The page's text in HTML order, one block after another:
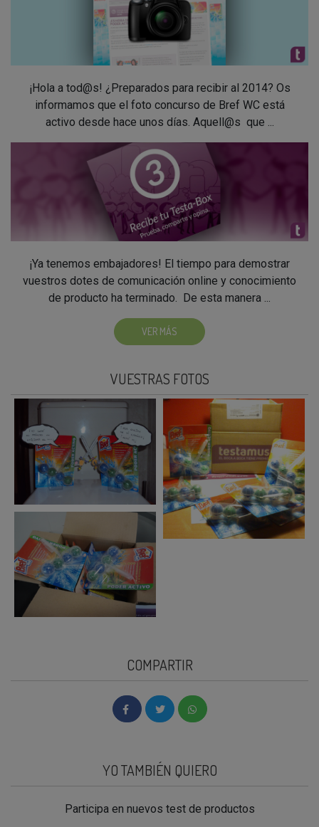
¡Hola a tod@s! ¿Preparados para recibir al 2014? Os
informamos que el foto concurso de Bref WC está
activo desde hace unos días. Aquell@s que ...
¡Ya tenemos embajadores! El tiempo para demostrar
vuestros dotes de comunicación online y conocimiento
de producto ha terminado. De esta manera ...
VER MÁS
VUESTRAS FOTOS
COMPARTIR
YO TAMBIÉN QUIERO
Participa en nuevos test de productos